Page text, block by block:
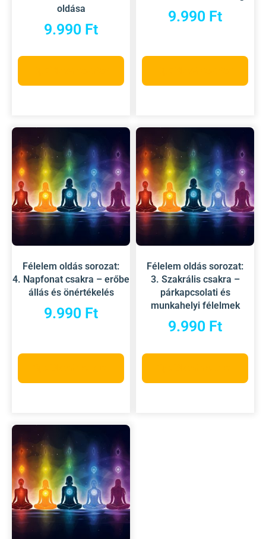
oldása
9.990 Ft
9.990 Ft
Félelem oldás sorozat:
4. Napfonat csakra – erőbe
állás és önértékelés
9.990 Ft
Félelem oldás sorozat:
3. Szakrális csakra –
párkapcsolati és
munkahelyi félelmek
9.990 Ft